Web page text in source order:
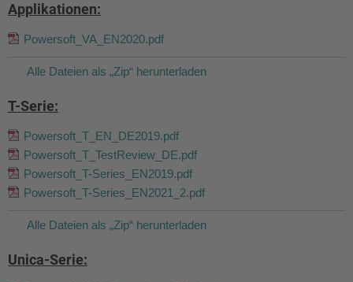
Applikationen:
Powersoft_VA_EN2020.pdf
Alle Dateien als „Zip“ herunterladen
T-Serie:
Powersoft_T_EN_DE2019.pdf
Powersoft_T_TestReview_DE.pdf
Powersoft_T-Series_EN2019.pdf
Powersoft_T-Series_EN2021_2.pdf
Alle Dateien als „Zip“ herunterladen
Unica-Serie: